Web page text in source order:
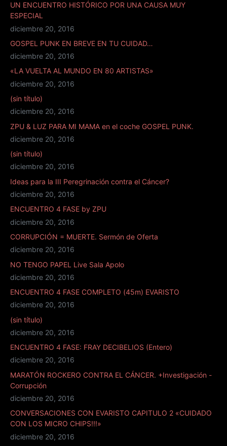
UN ENCUENTRO HISTÓRICO POR UNA CAUSA MUY
ESPECIAL
diciembre 20, 2016
GOSPEL PUNK EN BREVE EN TU CUIDAD…
diciembre 20, 2016
«LA VUELTA AL MUNDO EN 80 ARTISTAS»
diciembre 20, 2016
(sin título)
diciembre 20, 2016
ZPU & LUZ PARA MI MAMA en el coche GOSPEL PUNK.
diciembre 20, 2016
(sin título)
diciembre 20, 2016
Ideas para la III Peregrinación contra el Cáncer?
diciembre 20, 2016
ENCUENTRO 4 FASE by ZPU
diciembre 20, 2016
CORRUPCIÓN = MUERTE. Sermón de Oferta
diciembre 20, 2016
NO TENGO PAPEL Live Sala Apolo
diciembre 20, 2016
ENCUENTRO 4 FASE COMPLETO (45m) EVARISTO
diciembre 20, 2016
(sin título)
diciembre 20, 2016
ENCUENTRO 4 FASE: FRAY DECIBELIOS (Entero)
diciembre 20, 2016
MARATÓN ROCKERO CONTRA EL CÁNCER. +Investigación -
Corrupción
diciembre 20, 2016
CONVERSACIONES CON EVARISTO CAPITULO 2 «CUIDADO
CON LOS MICRO CHIPS!!!»
diciembre 20, 2016